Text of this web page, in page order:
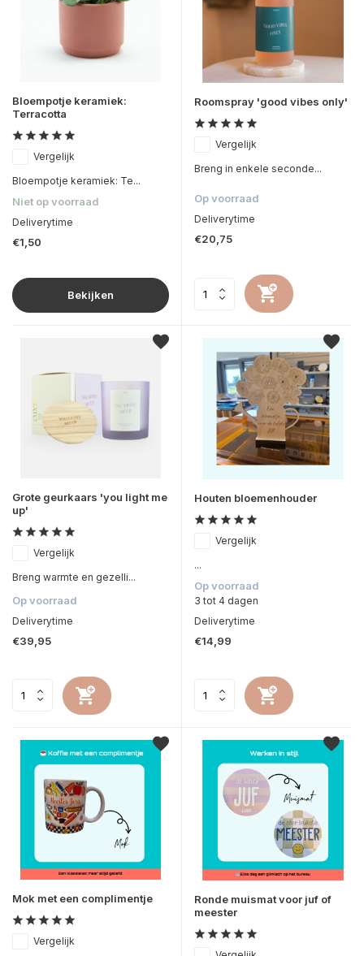
Bloempotje keramiek:
Terracotta
Vergelijk
Bloempotje keramiek: Te...
Niet op voorraad
Deliverytime
€1,50
Bekijken
Roomspray 'good vibes only'
Vergelijk
Breng in enkele seconde...
Op voorraad
Deliverytime
€20,75
Grote geurkaars 'you light me
up'
Vergelijk
Breng warmte en gezelli...
Op voorraad
Deliverytime
€39,95
Houten bloemenhouder
Vergelijk
...
Op voorraad
3 tot 4 dagen
Deliverytime
€14,99
Mok met een complimentje
Vergelijk
Ronde muismat voor juf of
meester